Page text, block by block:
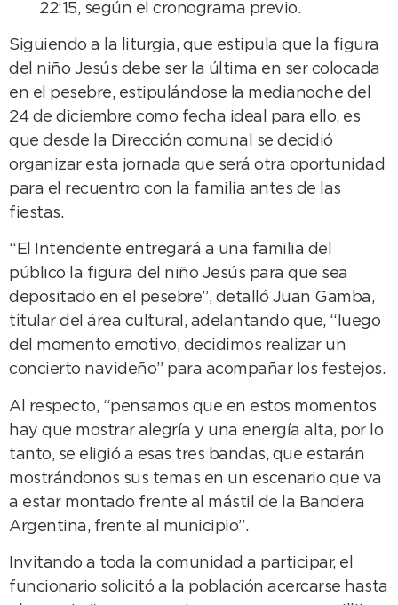
22:15, según el cronograma previo.
Siguiendo a la liturgia, que estipula que la figura
del niño Jesús debe ser la última en ser colocada
en el pesebre, estipulándose la medianoche del
24 de diciembre como fecha ideal para ello, es
que desde la Dirección comunal se decidió
organizar esta jornada que será otra oportunidad
para el recuentro con la familia antes de las
fiestas.
“El Intendente entregará a una familia del
público la figura del niño Jesús para que sea
depositado en el pesebre”, detalló Juan Gamba,
titular del área cultural, adelantando que, “luego
del momento emotivo, decidimos realizar un
concierto navideño” para acompañar los festejos.
Al respecto, “pensamos que en estos momentos
hay que mostrar alegría y una energía alta, por lo
tanto, se eligió a esas tres bandas, que estarán
mostrándonos sus temas en un escenario que va
a estar montado frente al mástil de la Bandera
Argentina, frente al municipio”.
Invitando a toda la comunidad a participar, el
funcionario solicitó a la población acercarse hasta